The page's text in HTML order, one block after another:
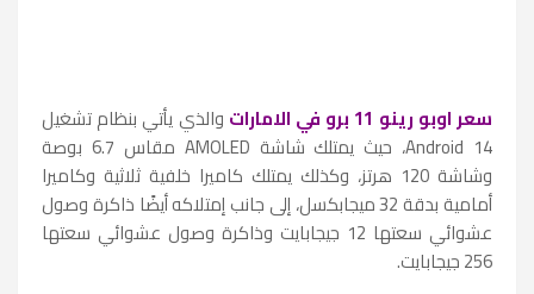
سعر اوبو رينو 11 برو في الامارات
والذي يأتي بنظام تشغيل
Android 14، حيث يمتلك شاشة AMOLED مقاس 6.7 بوصة
وشاشة 120 هرتز، وكذلك يمتلك كاميرا خلفية ثلاثية وكاميرا
أمامية بدقة 32 ميجابكسل، إلى جانب إمتلاكه أيضًا ذاكرة وصول
عشوائي سعتها 12 جيجابايت وذاكرة وصول عشوائي سعتها
256 جيجابايت.